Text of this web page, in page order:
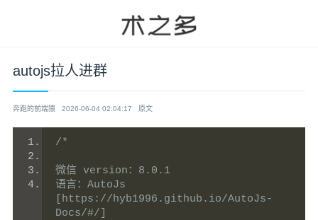
autojs拉人进群
奔跑的前端猿 2026-06-04 02:04:17 原文
/*
微信 version：8.0.1
语言：AutoJs
[https://hyb1996.github.io/AutoJs-
Docs/#/]